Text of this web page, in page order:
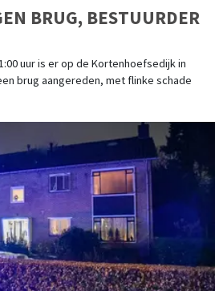
BRUG, BESTUURDER
uur is er op de Kortenhoefsedijk in
brug aangereden, met flinke schade